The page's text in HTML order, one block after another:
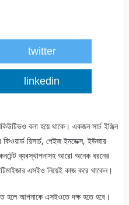
twitter
linkedin
বলা হয়ে থাকে। একজন সার্চ ইঞ্জিন
রিসার্চ, পেইজ ইনডেক্স, ইউজার
ব্যবস্থাপনাসহ আরো অনেক ধরনের
এসইও নিয়েই কাজ করে থাকেন।
হলে আপনাকে এসইওতে দক্ষ হতে হবে।